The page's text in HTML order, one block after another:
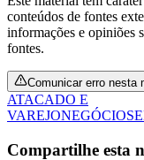
Fluminense
conteúdos de fontes
informações e opiniões
fontes.
Comunicar erro nesta
ATACADO E
VAREJONEGÓCIOS
Compartilhe esta